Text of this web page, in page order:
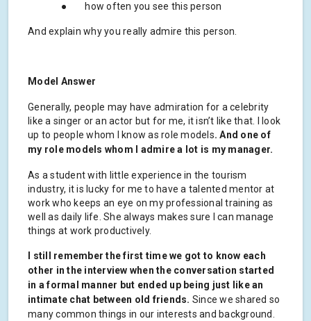
● how often you see this person
And explain why you really admire this person.
Model Answer
Generally, people may have admiration for a celebrity
like a singer or an actor but for me, it isn’t like that. I look
up to people whom I know as role models. And one of
my role models whom I admire a lot is my manager.
As a student with little experience in the tourism
industry, it is lucky for me to have a talented mentor at
work who keeps an eye on my professional training as
well as daily life. She always makes sure I can manage
things at work productively.
I still remember the first time we got to know each
other in the interview when the conversation started
in a formal manner but ended up being just like an
intimate chat between old friends. Since we shared so
many common things in our interests and background.